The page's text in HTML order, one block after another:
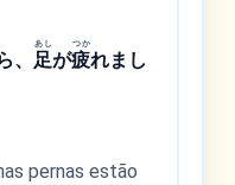
、 足
あし
が疲
つか
れまし
pernas estão